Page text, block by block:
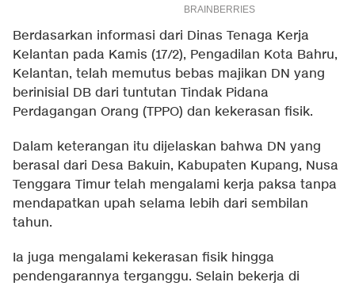
Berdasarkan informasi dari Dinas Tenaga Kerja
Kelantan pada Kamis (17/2), Pengadilan Kota Bahru,
Kelantan, telah memutus bebas majikan DN yang
berinisial DB dari tuntutan Tindak Pidana
Perdagangan Orang (TPPO) dan kekerasan fisik.
Dalam keterangan itu dijelaskan bahwa DN yang
berasal dari Desa Bakuin, Kabupaten Kupang, Nusa
Tenggara Timur telah mengalami kerja paksa tanpa
mendapatkan upah selama lebih dari sembilan
tahun.
Ia juga mengalami kekerasan fisik hingga
pendengarannya terganggu. Selain bekerja di